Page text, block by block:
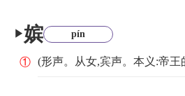
▶ 嫔 pín
① (形声。从女,宾声。本义:帝王